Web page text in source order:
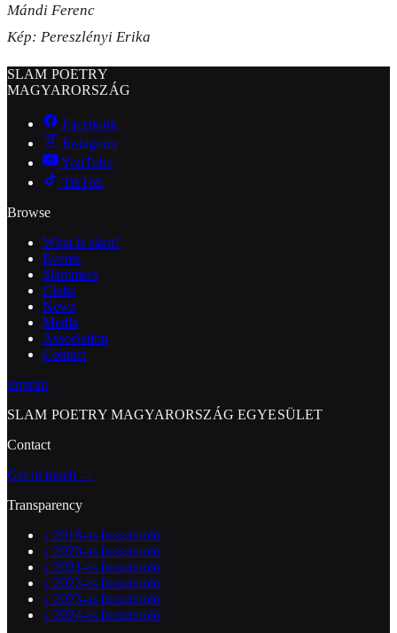
Mándi Ferenc
Kép: Pereszlényi Erika
SLAM POETRY
MAGYARORSZÁG
Facebook
Instagram
YouTube
TikTok
Browse
What is slam?
Events
Slammers
Clubs
News
Media
Association
Contact
Imprint
SLAM POETRY MAGYARORSZÁG EGYESÜLET
Contact
Get in touch →
Transparency
↓ 2018-as beszámoló
↓ 2020-as beszámoló
↓ 2021-es beszámoló
↓ 2022-es beszámoló
↓ 2023-as beszámoló
↓ 2024-es beszámoló